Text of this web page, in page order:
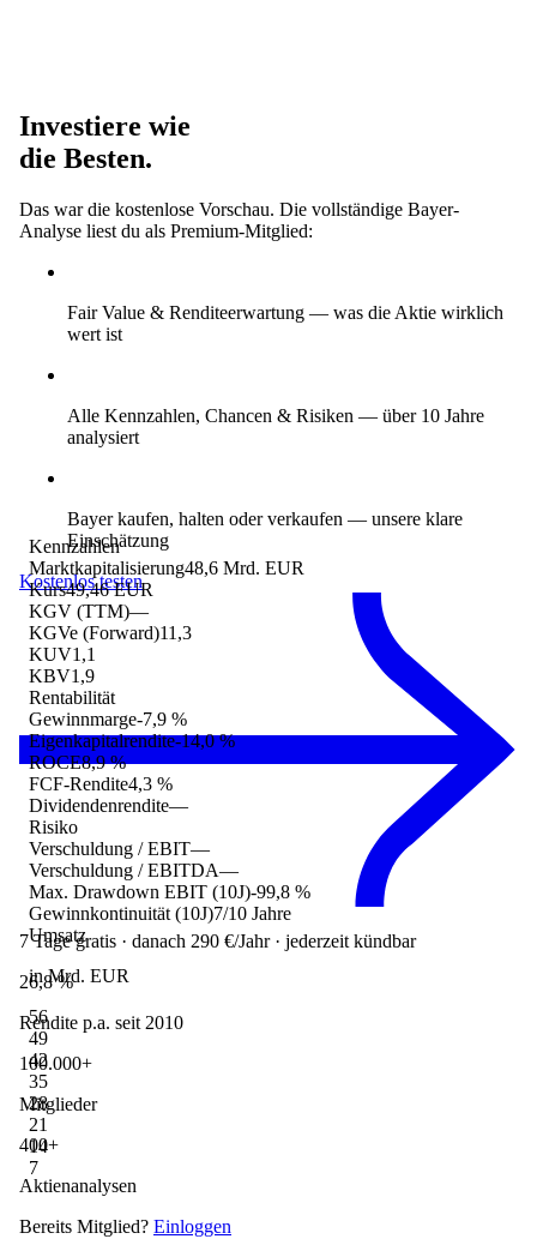
Kennzahlen
Marktkapitalisierung48,6 Mrd. EUR
Kurs49,46 EUR
KGV (TTM)—
KGVe (Forward)11,3
KUV1,1
KBV1,9
Rentabilität
Gewinnmarge-7,9 %
Eigenkapitalrendite-14,0 %
ROCE8,9 %
FCF-Rendite4,3 %
Dividendenrendite—
Risiko
Verschuldung / EBIT—
Verschuldung / EBITDA—
Max. Drawdown EBIT (10J)-99,8 %
Gewinnkontinuität (10J)7/10 Jahre
Umsatz
in Mrd. EUR
56
49
42
35
28
21
14
7
Investiere wie
die Besten.
Das war die kostenlose Vorschau. Die vollständige Bayer-
Analyse liest du als Premium-Mitglied:
Fair Value & Renditeerwartung — was die Aktie wirklich
wert ist
Alle Kennzahlen, Chancen & Risiken — über 10 Jahre
analysiert
Bayer kaufen, halten oder verkaufen — unsere klare
Einschätzung
Kostenlos testen
7 Tage gratis · danach 290 €/Jahr · jederzeit kündbar
26,8 %
Rendite p.a. seit 2010
100.000+
Mitglieder
400+
Aktienanalysen
Bereits Mitglied? Einloggen